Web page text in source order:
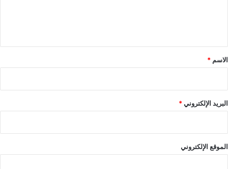
*
الاسم *
البريد الإلكتروني*
الموقع الإلكتروني